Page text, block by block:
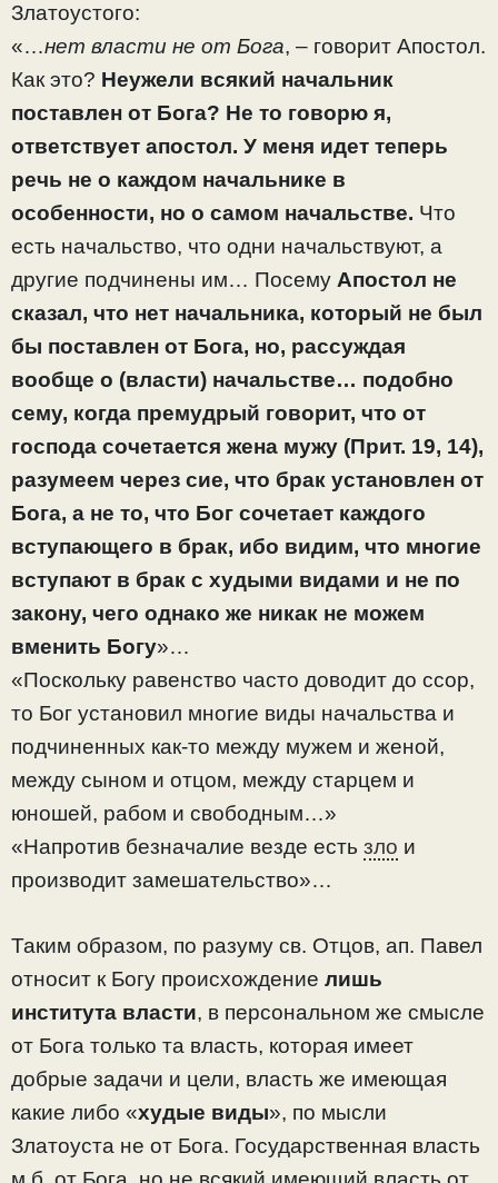
Златоустого:
«…нет власти не от Бога, – говорит Апостол.
Как это? Неужели всякий начальник
поставлен от Бога? Не то говорю я,
ответствует апостол. У меня идет теперь
речь не о каждом начальнике в
особенности, но о самом начальстве. Что
есть начальство, что одни начальствуют, а
другие подчинены им… Посему Апостол не
сказал, что нет начальника, который не был
бы поставлен от Бога, но, рассуждая
вообще о (власти) начальстве… подобно
сему, когда премудрый говорит, что от
господа сочетается жена мужу (Прит. 19, 14),
разумеем через сие, что брак установлен от
Бога, а не то, что Бог сочетает каждого
вступающего в брак, ибо видим, что многие
вступают в брак с худыми видами и не по
закону, чего однако же никак не можем
вменить Богу»…
«Поскольку равенство часто доводит до ссор,
то Бог установил многие виды начальства и
подчиненных как-то между мужем и женой,
между сыном и отцом, между старцем и
юношей, рабом и свободным…»
«Напротив безначалие везде есть зло и
производит замешательство»…
Таким образом, по разуму св. Отцов, ап. Павел
относит к Богу происхождение лишь
института власти, в персональном же смысле
от Бога только та власть, которая имеет
добрые задачи и цели, власть же имеющая
какие либо «худые виды», по мысли
Златоуста не от Бога. Государственная власть